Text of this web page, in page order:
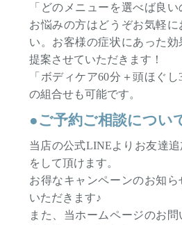
「どのメニューを選べば良
お悩みの方はどうぞお気軽に
い。お客様の症状にあった
提案させていただきます！
「ボディケア60分＋頭ほぐ
の組合せも可能です。
●ご予約ご相談につい
当店の公式LINEよりお友達
をして頂けます。
お得なキャンペーンのお知
いただきます♪
また、当ホームページのお